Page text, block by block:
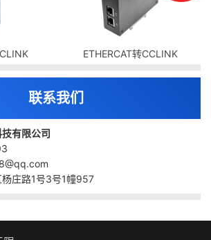
ETHERCAT转CCLINK
联系我们
有限公司
庄路1号3号1幢957